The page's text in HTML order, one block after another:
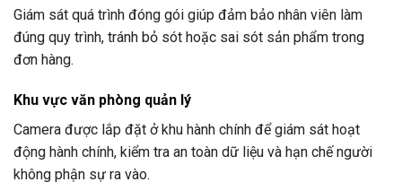
Giám sát quá trình đóng gói giúp đảm bảo nhân viên làm
đúng quy trình, tránh bỏ sót hoặc sai sót sản phẩm trong
đơn hàng.
Khu vực văn phòng quản lý
Camera được lắp đặt ở khu hành chính để giám sát hoạt
động hành chính, kiểm tra an toàn dữ liệu và hạn chế người
không phận sự ra vào.